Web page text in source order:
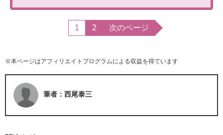
1 2 次のページ
※本ページはアフィリエイトプログラムによる収益を得ています
筆者：西尾泰三